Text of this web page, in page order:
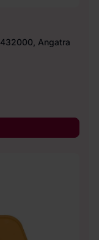
Angatra